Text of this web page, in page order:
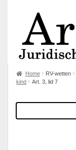
Home RV-wetten
kind
Art. 3, lid 7